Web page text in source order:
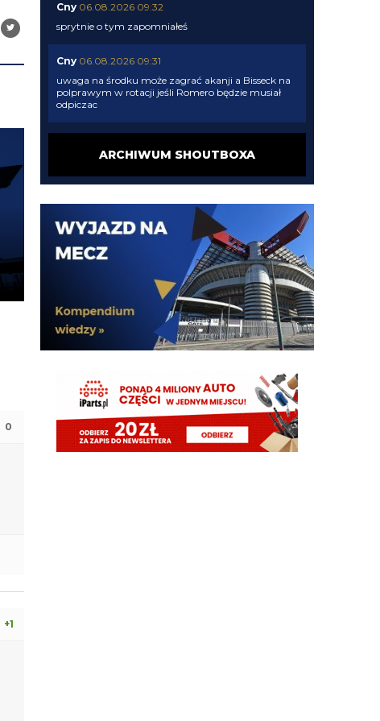
0
+1
Cny 06.08.2026 09:32
sprytnie o tym zapomniałeś
Cny 06.08.2026 09:31
uwaga na środku może zagrać akanji a Bisseck na
polprawym w rotacji jeśli Romero będzie musiał
odpiczac
tak wszyscy będą połamani. akurat nasze sztaby
timon 06.08.2026 09:25
Przeciez przy Romero i Stonesie potrzeba obroncy
nr 7 inaczej tego nie poskladamy. Stones wypadnie
na dwa miechy i Romero bedzie mial grac co 3 dni
od dechy do dechy i sie nie posypac?
06.08.2026 09:15
A jak dodamy jeszcze wahadlo oparte na Dioufie i
LH to juz na bank liga mistrzow nasza
Na Romero i Stonesie
timon 06.08.2026 09:15
Cny racja lepiej oprzec gre obronną na Romero
ktorzy łącznie opuszczali 6 miesięcy z 10 miesiecy
ARCHIWUM SHOUTBOXA